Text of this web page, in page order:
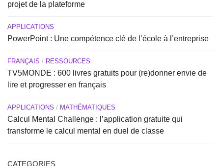
projet de la plateforme
APPLICATIONS
PowerPoint : Une compétence clé de l’école à l’entreprise
FRANÇAIS / RESSOURCES
TV5MONDE : 600 livres gratuits pour (re)donner envie de
lire et progresser en français
APPLICATIONS / MATHÉMATIQUES
Calcul Mental Challenge : l’application gratuite qui
transforme le calcul mental en duel de classe
CATEGORIES